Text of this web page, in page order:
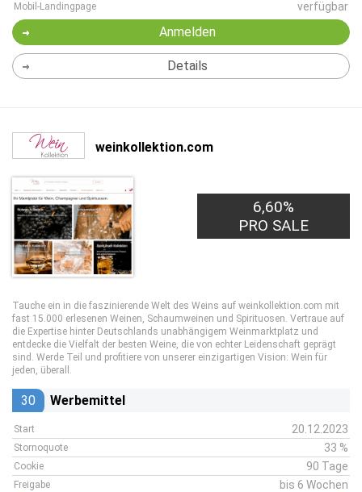
Mobil-Landingpage verfügbar
Anmelden
Details
weinkollektion.com
6,60%
PRO SALE
Tauche ein in die faszinierende Welt des Weins auf weinkollektion.com mit
fast 15.000 erlesenen Weinen, Schaumweinen und Spirituosen. Vertraue auf
die Expertise hinter Deutschlands unabhängigem Weinmarktplatz und
entdecke die Vielfalt der besten Weine, die von echter Leidenschaft geprägt
sind. Werde Teil und profitiere von unserer einzigartigen Vision: Wein für
jeden, überall.
30 Werbemittel
Start 20.12.2023
Stornoquote 33 %
Cookie 90 Tage
Freigabe bis 6 Wochen